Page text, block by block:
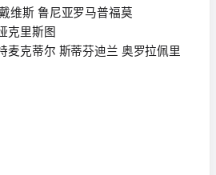
维斯 鲁尼亚罗马普福莫
克里斯图
麦克蒂尔 斯蒂芬迪兰 奥罗拉佩里